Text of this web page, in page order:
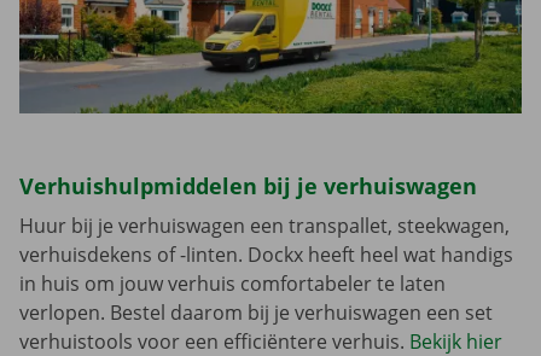
Verhuishulpmiddelen bij je verhuiswagen
Huur bij je verhuiswagen een transpallet, steekwagen,
verhuisdekens of -linten. Dockx heeft heel wat handigs
in huis om jouw verhuis comfortabeler te laten
verlopen. Bestel daarom bij je verhuiswagen een set
verhuistools voor een efficiëntere verhuis. Bekijk hier